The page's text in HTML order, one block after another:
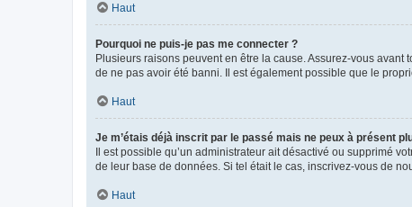
Haut
Pourquoi ne puis-je pas me connecter ?
Plusieurs raisons peuvent en être la cause. Assurez-vous avant
de ne pas avoir été banni. Il est également possible que le
Haut
Je m’étais déjà inscrit par le passé mais ne peux à présent
Il est possible qu’un administrateur ait désactivé ou supprimé
de leur base de données. Si tel était le cas, inscrivez-vous de
Haut